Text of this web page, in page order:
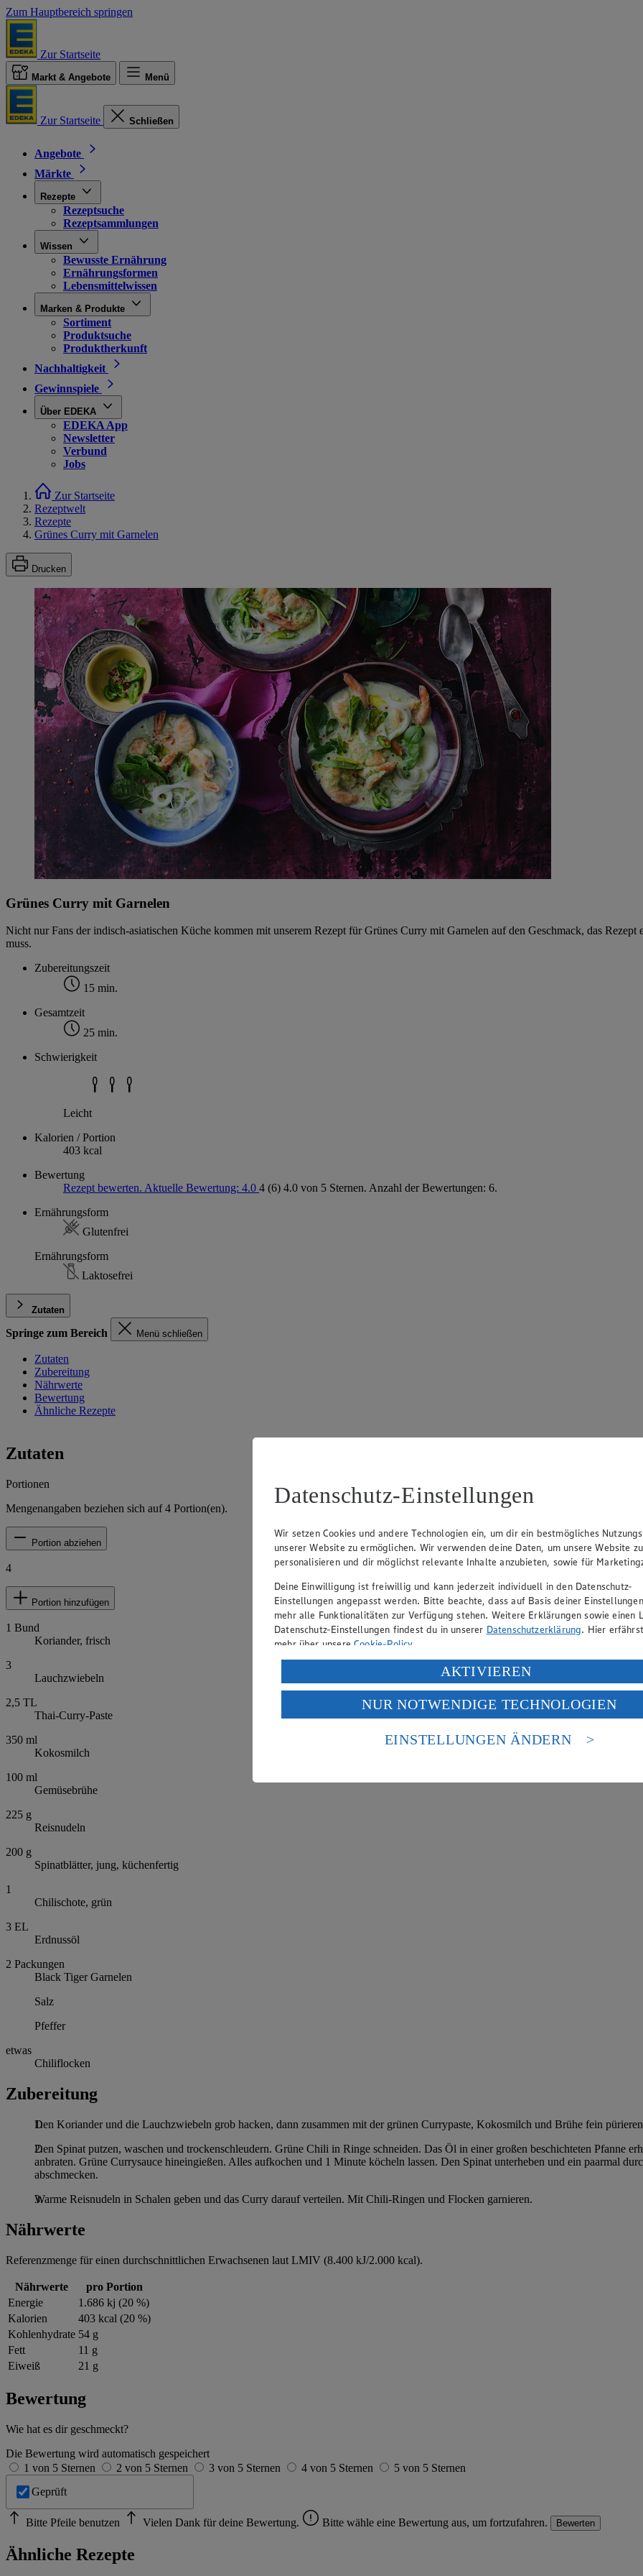
Zum Hauptbereich springen
Zur Startseite
Markt & Angebote Menü
Zur Startseite Schließen
Angebote
Märkte
Rezepte
Rezeptsuche
Rezeptsammlungen
Wissen
Bewusste Ernährung
Ernährungsformen
Lebensmittelwissen
Marken & Produkte
Sortiment
Produktsuche
Produktherkunft
Nachhaltigkeit
Gewinnspiele
Über EDEKA
EDEKA App
Newsletter
Verbund
Jobs
Zur Startseite
Rezeptwelt
Rezepte
Grünes Curry mit Garnelen
Drucken
Grünes Curry mit Garnelen
Nicht nur Fans der indisch-asiatischen Küche kommen mit unserem Rezept für Grünes Curry mit Garnelen auf den Geschmack, das
muss.
Zubereitungszeit
15 min.
Gesamtzeit
25 min.
Schwierigkeit
Leicht
Kalorien / Portion
403 kcal
Bewertung
Rezept bewerten. Aktuelle Bewertung: 4.0 4 (6) 4.0 von 5 Sternen. Anzahl der Bewertungen: 6.
Ernährungsform
Glutenfrei
Ernährungsform
Laktosefrei
Zutaten
Springe zum Bereich Menü schließen
Zutaten
Zubereitung
Nährwerte
Bewertung
Ähnliche Rezepte
Zutaten
Portionen
Mengenangaben beziehen sich auf4 Portion(en).
Portion abziehen
4
Portion hinzufügen
1 Bund
Koriander, frisch
3
Lauchzwiebeln
2,5 TL
Thai-Curry-Paste
350 ml
Kokosmilch
100 ml
Gemüsebrühe
225 g
Reisnudeln
200 g
Spinatblätter, jung, küchenfertig
1
Chilischote, grün
3 EL
Erdnussöl
2 Packungen
Black Tiger Garnelen
Salz
Pfeffer
etwas
Chiliflocken
Zubereitung
Den Koriander und die Lauchzwiebeln grob hacken, dann zusammen mit der grünen Currypaste, Kokosmilch und Brühe fein
Den Spinat putzen, waschen und trockenschleudern. Grüne Chili in Ringe schneiden. Das Öl in einer großen beschichteten Pfanne
anbraten. Grüne Currysauce hineingießen. Alles aufkochen und 1 Minute köcheln lassen. Den Spinat unterheben und ein paarmal
abschmecken.
Warme Reisnudeln in Schalen geben und das Curry darauf verteilen. Mit Chili-Ringen und Flocken garnieren.
Nährwerte
Referenzmenge für einen durchschnittlichen Erwachsenen laut LMIV (8.400 kJ/2.000 kcal).
Nährwerte
pro Portion
Energie
1.686 kj (20 %)
Kalorien
403 kcal (20 %)
Kohlenhydrate 54 g
Fett
11 g
Eiweiß
21 g
Bewertung
Wie hat es dir geschmeckt?
Die Bewertung wird automatisch gespeichert
1 von 5 Sternen
2 von 5 Sternen 3 von 5 Sternen 4 von 5 Sternen
5 von 5 Sternen
Geprüft
Bitte Pfeile benutzen Vielen Dank für deine Bewertung. Bitte wähle eine Bewertung aus, um fortzufahren. Bewerten
Ähnliche Rezepte
Datenschutz-Einstellungen
Wir setzen Cookies und andere Technologien ein, um dir ein bestmögliches
unserer Website zu ermöglichen. Wir verwenden deine Daten, um unsere Website zu
personalisieren und dir möglichst relevante Inhalte anzubieten, sowie für
Deine Einwilligung ist freiwillig und kann jederzeit individuell in den Datenschutz-
Einstellungen angepasst werden. Bitte beachte, dass auf Basis deiner
mehr alle Funktionalitäten zur Verfügung stehen. Weitere Erklärungen sowie einen
Datenschutz-Einstellungen findest du in unserer Datenschutzerklärung. Hier
mehr über unsereCookie-Policy.
Verarbeitung deiner personenbezogenen Daten in den USA durch Facebook und
Wenn du auf „Aktivieren“ klickst, willigst du im Sinne des Art. 49 Abs. 1 Satz 1 lit.
ein, dass deine Daten in den USA verarbeitet werden. Der EuGH sieht die USA als
einem nach europäischen Standards nicht angemessenen Datenschutzniveau an. Es
Risiko eines Zugriffs durch US-amerikanische Behörden.
AKTIVIEREN
NUR NOTWENDIGE TECHNOLOGIEN
EINSTELLUNGEN ÄNDERN